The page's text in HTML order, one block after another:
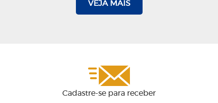
VEJA MAIS
Cadastre-se para receber